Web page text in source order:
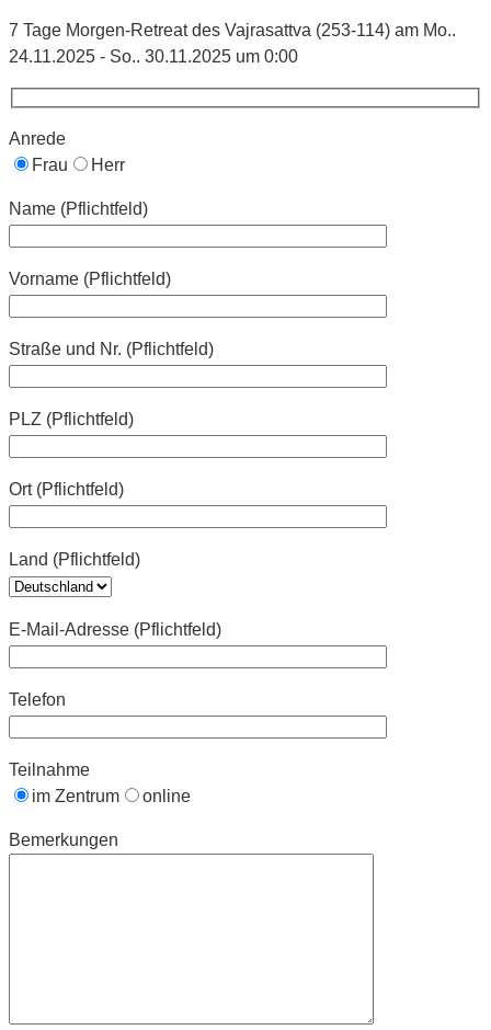
7 Tage Morgen-Retreat des Vajrasattva (253-114) am Mo..
24.11.2025 - So.. 30.11.2025 um 0:00
Anrede
Frau
Herr
Name (Pflichtfeld)
Vorname (Pflichtfeld)
Straße und Nr. (Pflichtfeld)
PLZ (Pflichtfeld)
Ort (Pflichtfeld)
Land (Pflichtfeld)
E-Mail-Adresse (Pflichtfeld)
Telefon
Teilnahme
im Zentrum
online
Bemerkungen